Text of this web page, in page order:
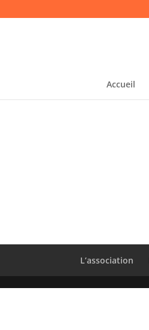
Accueil
L’association